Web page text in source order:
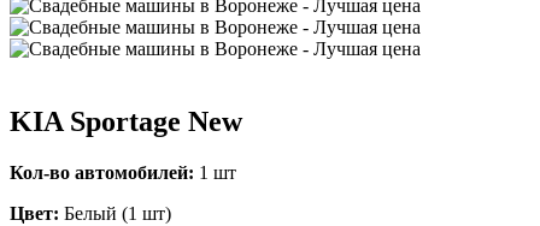
KIA Sportage New
Кол-во автомобилей: 1 шт
Цвет: Белый (1 шт)